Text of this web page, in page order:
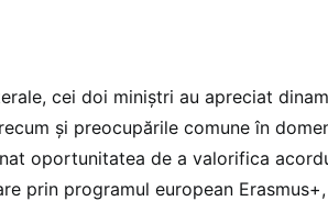
cei doi miniștri au apreciat
și preocupările comune în
oportunitatea de a valorifica
prin programul european